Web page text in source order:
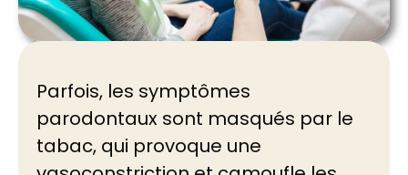
Parfois, les symptômes
parodontaux sont masqués par le
tabac, qui provoque une